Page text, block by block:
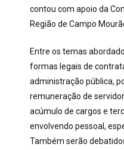
contou com apoio da
Região de Campo
Entre os temas
formas legais de
administração pública,
remuneração de
acúmulo de cargos e
envolvendo pessoal,
Também serão